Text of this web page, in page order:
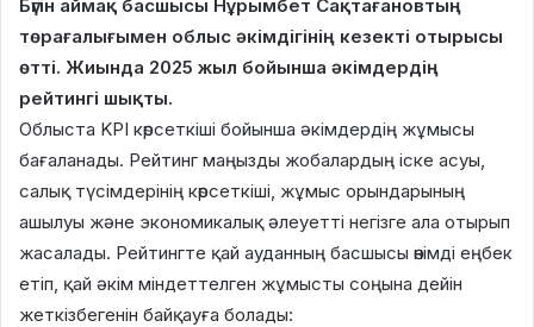
Бүгін аймақ басшысы Нұрымбет Сақтағановтың
төрағалығымен облыс әкімдігінің кезекті отырысы
өтті. Жиында 2025 жыл бойынша әкімдердің
рейтингі шықты.
Облыста KPI көрсеткіші бойынша әкімдердің жұмысы
бағаланады. Рейтинг маңызды жобалардың іске асуы,
салық түсімдерінің көрсеткіші, жұмыс орындарының
ашылуы және экономикалық әлеуетті негізге ала отырып
жасалады. Рейтингте қай ауданның басшысы өнімді еңбек
етіп, қай әкім міндеттелген жұмысты соңына дейін
жеткізбегенін байқауға болады: